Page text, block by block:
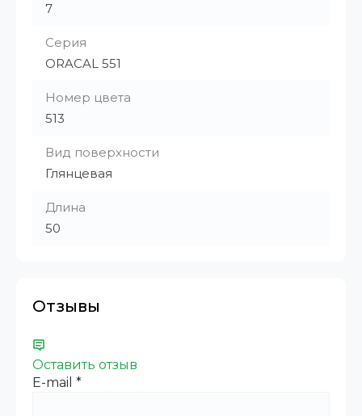
7
Серия
ORACAL 551
Номер цвета
513
Вид поверхности
Глянцевая
Длина
50
Отзывы
Оставить отзыв
E-mail *